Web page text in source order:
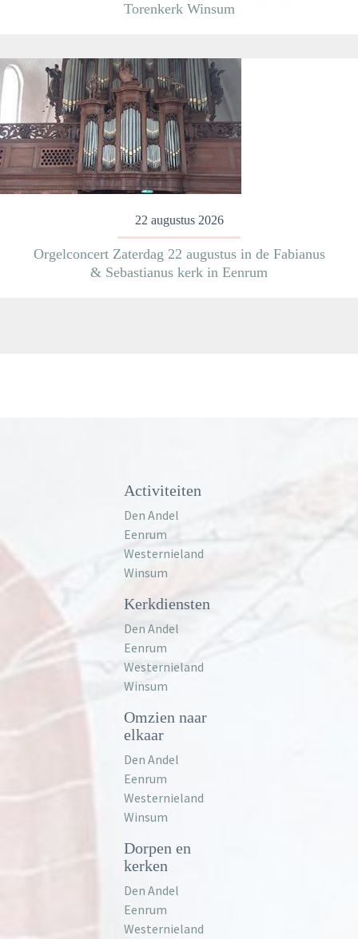
Torenkerk Winsum
Meer informatie
22 augustus 2026
Orgelconcert Zaterdag 22 augustus in de Fabianus
& Sebastianus kerk in Eenrum
Activiteiten
Den Andel
Eenrum
Westernieland
Winsum
Kerkdiensten
Den Andel
Eenrum
Westernieland
Winsum
Omzien naar
elkaar
Den Andel
Eenrum
Westernieland
Winsum
Dorpen en
kerken
Den Andel
Eenrum
Westernieland